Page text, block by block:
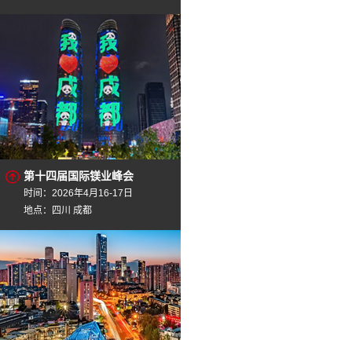
第十四届国际镁业峰会
时间：2026年4月16-17日
地点：四川 成都